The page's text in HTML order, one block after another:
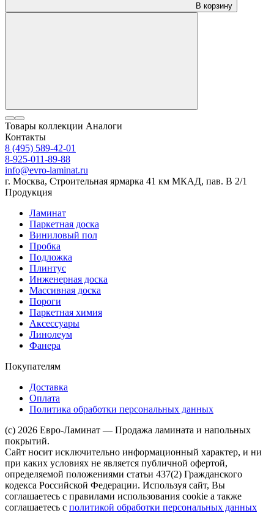
В корзину
Товары коллекции Аналоги
Контакты
8 (495) 589-42-01
8-925-011-89-88
info@evro-laminat.ru
г. Москва, Строительная ярмарка 41 км МКАД, пав. В 2/1
Продукция
Ламинат
Паркетная доска
Виниловый пол
Пробка
Подложка
Плинтус
Инженерная доска
Массивная доска
Пороги
Паркетная химия
Аксессуары
Линолеум
Фанера
Покупателям
Доставка
Оплата
Политика обработки персональных данных
(c) 2026 Евро-Ламинат — Продажа ламината и напольных
покрытий.
Сайт носит исключительно информационный характер, и ни
при каких условиях не является публичной офертой,
определяемой положениями статьи 437(2) Гражданского
кодекса Российской Федерации. Используя сайт, Вы
соглашаетесь с правилами использования cookie а также
соглашаетесь с политикой обработки персональных данных